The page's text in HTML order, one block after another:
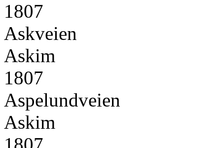
1807
Askveien
Askim
1807
Aspelundveien
Askim